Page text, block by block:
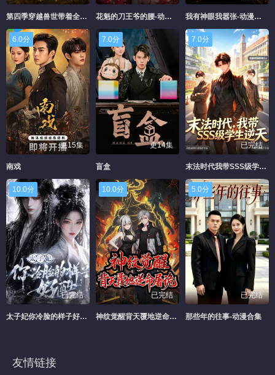
第四季穿越兽世带着全族搞基建-动漫合集 花魁的刀王爷的腰-动漫合集 我有神眼我嚣张-动漫合集
6.0分
更15集
南戏
7.0分
更14集
盲盒
7.0分
已完结
末法时代我带SSS级学生逆天-动漫合集
10.0分
已完结
太子妃你冷脸的样子好酷-动漫合集
10.0分
已完结
神纹觉醒背天覆地逆命屠诡-动漫合集
5.0分
已完结
那些年的往事-动漫合集
友情链接